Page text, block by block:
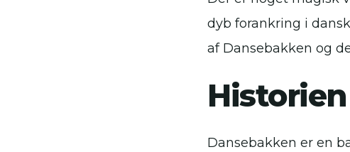
dyb forankring i
af Dansebakken og
Dansebakken er en